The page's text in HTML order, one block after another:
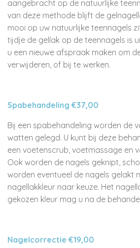
aangebracht op de natuurlijke
van deze methode blijft de
mooi op uw natuurlijke teennagels
tijdje de gellak op de teennagels is
u een nieuwe afspraak maken om
verwijderen, of bij te werken.
Spabehandeling €37,00
Bij een spabehandeling worden de
watten gelegd. U kunt bij deze
een voetenscrub, voetmassage en
Ook worden de nagels geknipt,
worden eventueel de nagels gelakt
nagellakkleur naar keuze. Het
gekozen kleur mag u na de
Nagelcorrectie €19,00